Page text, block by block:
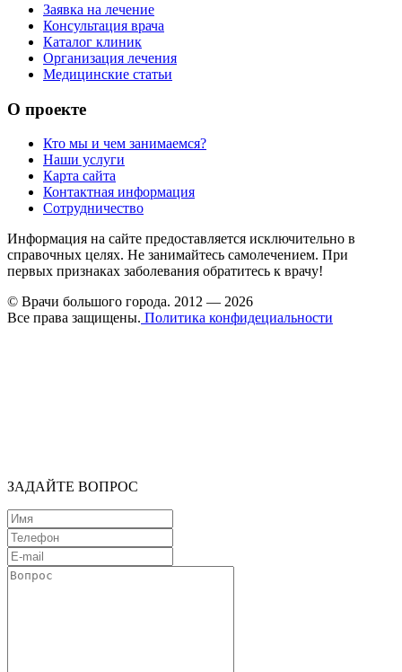
Заявка на лечение
Консультация врача
Каталог клиник
Организация лечения
Медицинские статьи
О проекте
Кто мы и чем занимаемся?
Наши услуги
Карта сайта
Контактная информация
Сотрудничество
Информация на сайте предоставляется исключительно в
справочных целях. Не занимайтесь самолечением. При
первых признаках заболевания обратитесь к врачу!
© Врачи большого города. 2012 — 2026
Все права защищены. Политика конфидециальности
ЗАДАЙТЕ ВОПРОС